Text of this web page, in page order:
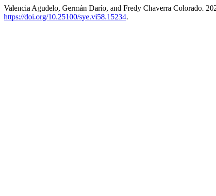
Valencia Agudelo, Germán Darío, and Fredy Chaverra Colorado.
https://doi.org/10.25100/sye.vi58.15234.